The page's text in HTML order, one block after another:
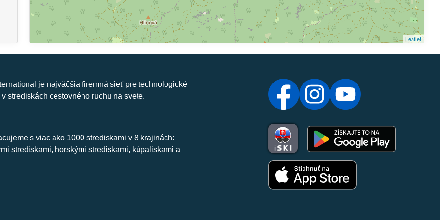
Leaflet
je najväčšia firemná sieť pre technologické
strediskách cestovného ruchu na svete.
s viac ako 1000 strediskami v 8 krajinách:
strediskami, horskými strediskami, kúpaliskami a